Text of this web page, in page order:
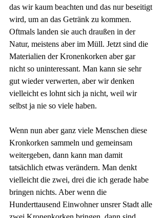
das wir kaum beachten und das nur beseitigt
wird, um an das Getränk zu kommen.
Oftmals landen sie auch draußen in der
Natur, meistens aber im Müll. Jetzt sind die
Materialien der Kronenkorken aber gar
nicht so uninteressant. Man kann sie sehr
gut wieder verwerten, aber wir denken
vielleicht es lohnt sich ja nicht, weil wir
selbst ja nie so viele haben.
Wenn nun aber ganz viele Menschen diese
Kronkorken sammeln und gemeinsam
weitergeben, dann kann man damit
tatsächlich etwas verändern. Man denkt
vielleicht die zwei, drei die ich gerade habe
bringen nichts. Aber wenn die
Hunderttausend Einwohner unsrer Stadt alle